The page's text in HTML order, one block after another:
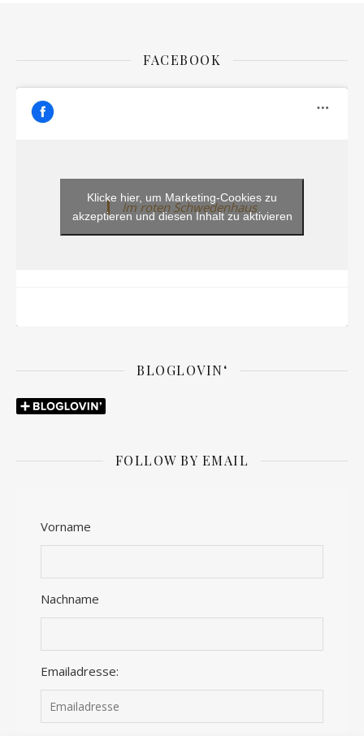
FACEBOOK
Im roten Schwedenhaus
Klicke hier, um Marketing-Cookies zu
akzeptieren und diesen Inhalt zu aktivieren
BLOGLOVIN‘
FOLLOW BY EMAIL
Vorname
Nachname
Emailadresse: